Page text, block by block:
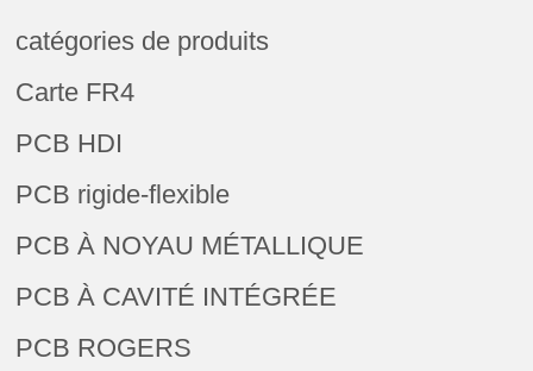
catégories de produits
Carte FR4
PCB HDI
PCB rigide-flexible
PCB À NOYAU MÉTALLIQUE
PCB À CAVITÉ INTÉGRÉE
PCB ROGERS